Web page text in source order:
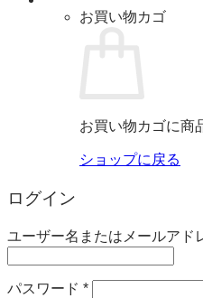
お買い物カゴ
お買い物カゴに商
ショップに戻る
ログイン
ユーザー名またはメールアド
パスワード *必